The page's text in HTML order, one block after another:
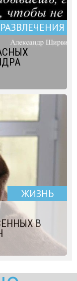
РАЗВЛЕЧЕНИЯ
ЖИЗНЬ
В